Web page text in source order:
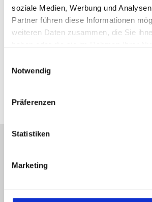
soziale Medien, Werbung und
Partner führen diese Informationen
weiteren Daten zusammen, die Sie
Notwendig
Präferenzen
Statistiken
Marketing
*Hinweis